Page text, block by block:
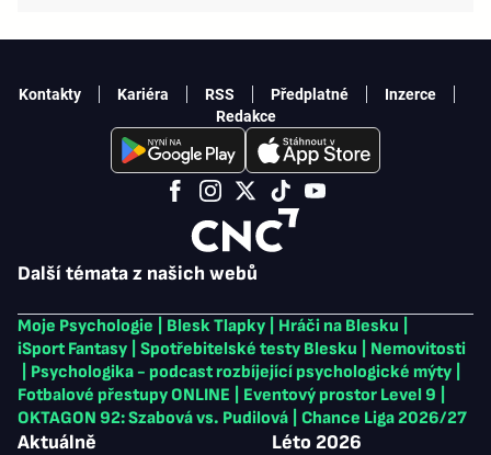
Další témata z našich webů
Moje Psychologie Blesk Tlapky Hráči na Blesku
iSport Fantasy
Spotřebitelské testy Blesku
Nemovitosti
Psychologika - podcast rozbíjející psychologické mýty
Fotbalové přestupy ONLINE
Eventový prostor Level 9
OKTAGON 92: Szabová vs. Pudilová
Chance Liga 2026/27
Aktuálně Léto 2026
Kontakty Kariéra RSS Předplatné
Inzerce
Redakce